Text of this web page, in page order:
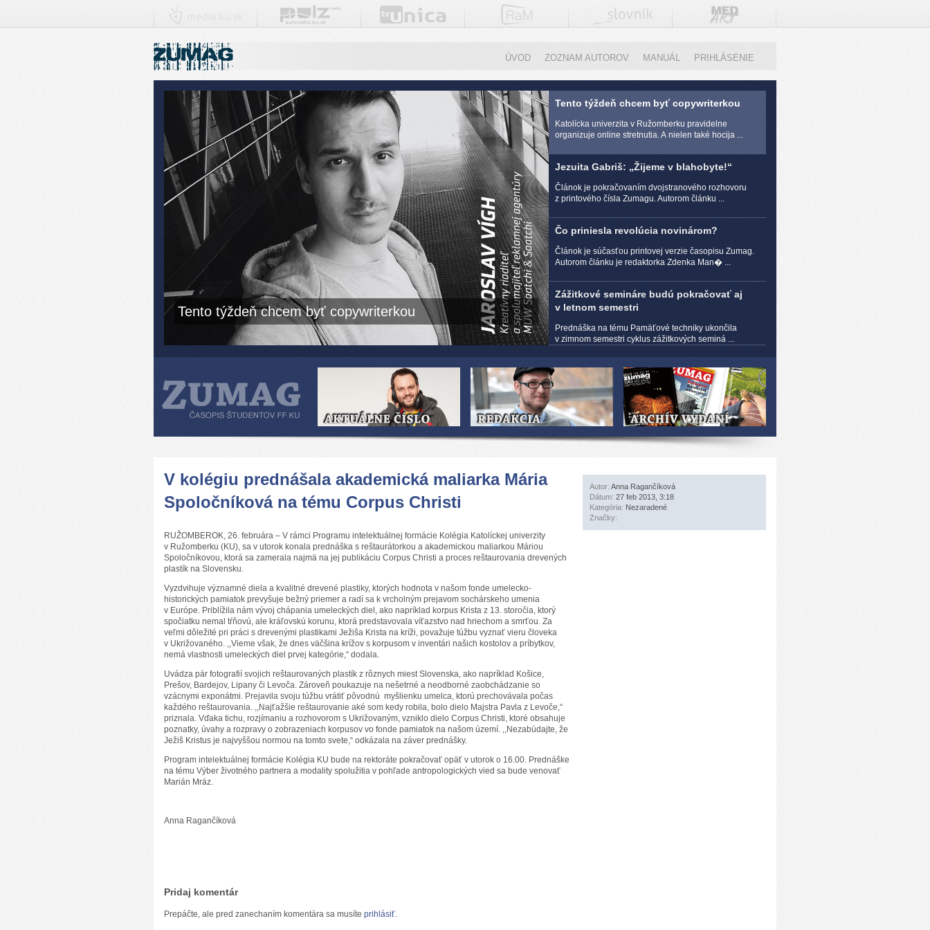
ÚVOD ZOZNAM AUTOROV MANUÁL PRIHLÁSENIE
Tento týždeň chcem byť copywriterkou
Tento týždeň chcem byť copywriterkou
Katolícka univerzita v Ružomberku pravidelne
organizuje online stretnutia. A nielen také hocija ...
Jezuita Gabriš: „Žijeme v blahobyte!“
Článok je pokračovaním dvojstranového rozhovoru
z printového čísla Zumagu. Autorom článku ...
Čo priniesla revolúcia novinárom?
Článok je súčasťou printovej verzie časopisu Zumag.
Autorom článku je redaktorka Zdenka Man� ...
Zážitkové semináre budú pokračovať aj
v letnom semestri
Prednáška na tému Pamäťové techniky ukončila
v zimnom semestri cyklus zážitkových seminá ...
V kolégiu prednášala akademická maliarka Mária
Spoločníková na tému Corpus Christi
RUŽOMBEROK, 26. februára – V rámci Programu intelektuálnej formácie Kolégia Katolíckej univerzity
v Ružomberku (KU), sa v utorok konala prednáška s reštaurátorkou a akademickou maliarkou Máriou
Spoločníkovou, ktorá sa zamerala najmä na jej publikáciu Corpus Christi a proces reštaurovania drevených
plastík na Slovensku.
Vyzdvihuje významné diela a kvalitné drevené plastiky, ktorých hodnota v našom fonde umelecko-
historických pamiatok prevyšuje bežný priemer a radí sa k vrcholným prejavom sochárskeho umenia
v Európe. Priblížila nám vývoj chápania umeleckých diel, ako napríklad korpus Krista z 13. storočia, ktorý
spočiatku nemal tŕňovú, ale kráľovskú korunu, ktorá predstavovala víťazstvo nad hriechom a smrťou. Za
veľmi dôležité pri práci s drevenými plastikami Ježiša Krista na kríži, považuje túžbu vyznať vieru človeka
v Ukrižovaného. ,,Vieme však, že dnes väčšina krížov s korpusom v inventári našich kostolov a príbytkov,
nemá vlastnosti umeleckých diel prvej kategórie,“ dodala.
Uvádza pár fotografií svojich reštaurovaných plastík z rôznych miest Slovenska, ako napríklad Košice,
Prešov, Bardejov, Lipany či Levoča. Zároveň poukazuje na nešetrné a neodborné zaobchádzanie so
vzácnymi exponátmi. Prejavila svoju túžbu vrátiť pôvodnú myšlienku umelca, ktorú prechovávala počas
každého reštaurovania. ,,Najťažšie reštaurovanie aké som kedy robila, bolo dielo Majstra Pavla z Levoče,“
priznala. Vďaka tichu, rozjímaniu a rozhovorom s Ukrižovaným, vzniklo dielo Corpus Christi, ktoré obsahuje
poznatky, úvahy a rozpravy o zobrazeniach korpusov vo fonde pamiatok na našom území. ,,Nezabúdajte, že
Ježiš Kristus je najvyššou normou na tomto svete,“ odkázala na záver prednášky.
Program intelektuálnej formácie Kolégia KU bude na rektoráte pokračovať opäť v utorok o 16.00. Prednáške
na tému Výber životného partnera a modality spolužitia v pohľade antropologických vied sa bude venovať
Marián Mráz.
Anna Ragančíková
Pridaj komentár
Prepáčte, ale pred zanechaním komentára sa musíte prihlásiť.
Autor: Anna Ragančíková
Dátum: 27 feb 2013, 3:18
Kategória: Nezaradené
Značky: